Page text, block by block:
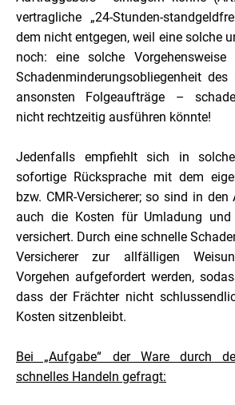
vertragliche „24-Stunden-
dem nicht entgegen, weil eine solche
noch: eine solche
Schadenminderungsobliegenheit
ansonsten Folgeaufträge –
nicht rechtzeitig ausführen könnte!
Jedenfalls empfiehlt sich in
sofortige Rücksprache mit dem
bzw. CMR-Versicherer; so sind in den
auch die Kosten für Umladung und
versichert. Durch eine schnelle
Versicherer zur allfälligen
Vorgehen aufgefordert werden,
dass der Frächter nicht
Kosten sitzenbleibt.
Bei „Aufgabe“ der Ware durch
schnelles Handeln gefragt: